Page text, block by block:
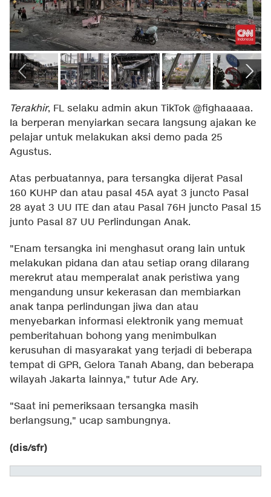
Terakhir, FL selaku admin akun TikTok @fighaaaaa.
Ia berperan menyiarkan secara langsung ajakan ke
pelajar untuk melakukan aksi demo pada 25
Agustus.
Atas perbuatannya, para tersangka dijerat Pasal
160 KUHP dan atau pasal 45A ayat 3 juncto Pasal
28 ayat 3 UU ITE dan atau Pasal 76H juncto Pasal 15
junto Pasal 87 UU Perlindungan Anak.
"Enam tersangka ini menghasut orang lain untuk
melakukan pidana dan atau setiap orang dilarang
merekrut atau memperalat anak peristiwa yang
mengandung unsur kekerasan dan membiarkan
anak tanpa perlindungan jiwa dan atau
menyebarkan informasi elektronik yang memuat
pemberitahuan bohong yang menimbulkan
kerusuhan di masyarakat yang terjadi di beberapa
tempat di GPR, Gelora Tanah Abang, dan beberapa
wilayah Jakarta lainnya," tutur Ade Ary.
"Saat ini pemeriksaan tersangka masih
berlangsung," ucap sambungnya.
(dis/sfr)